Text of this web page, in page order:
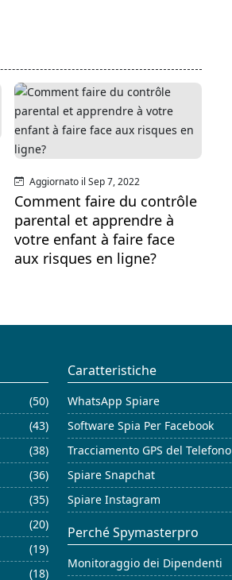
Aggiornato il Sep 7, 2022
Comment faire du contrôle
parental et apprendre à
votre enfant à faire face
aux risques en ligne?
(50)
(43)
(38)
(36)
(35)
(20)
(19)
(18)
Caratteristiche
WhatsApp Spiare
Software Spia Per Facebook
Tracciamento GPS del Telefono
Spiare Snapchat
Spiare Instagram
Perché Spymasterpro
Monitoraggio dei Dipendenti